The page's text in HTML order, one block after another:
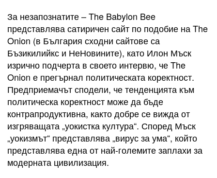
За незапознатите – The Babylon Bee
представлява сатиричен сайт по подобие на The
Onion (в България сходни сайтове са
Бъзикилийкс и НеНовините), като Илон Мъск
изрично подчерта в своето интервю, че The
Onion е прегърнал политическата коректност.
Предприемачът сподели, че тенденцията към
политическа коректност може да бъде
контрапродуктивна, както добре се вижда от
изгряващата „уокистка култура“. Според Мъск
„уокизмът“ представлява „вирус за ума“, който
представлява една от най-големите заплахи за
модерната цивилизация.